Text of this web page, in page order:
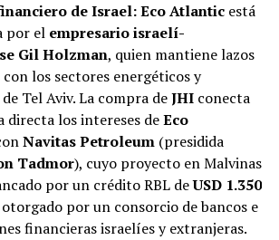
de Israel:Eco Atlanticestá
por el empresario israelí-
Gil Holzman, quien mantiene lazos
los sectores energéticos y
Tel Aviv. La compra deJHIconecta
directa los intereses deEco
Navitas Petroleum(presidida
Tadmor), cuyo proyecto en Malvinas
por un crédito RBL deUSD 1.350
por un consorcio de bancos e
financieras israelíes y extranjeras.